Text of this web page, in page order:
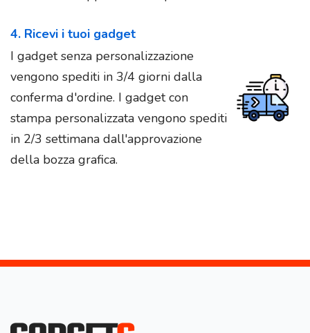
4. Ricevi i tuoi gadget
I gadget senza personalizzazione
vengono spediti in 3/4 giorni dalla
conferma d'ordine. I gadget con
stampa personalizzata vengono spediti
in 2/3 settimana dall'approvazione
della bozza grafica.